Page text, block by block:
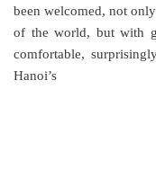
been welcomed, not
of the world, but with
comfortable,
Hanoi’s